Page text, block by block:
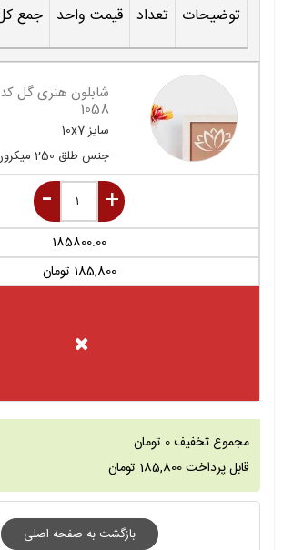
توضیحات تعداد قیمت واحد جمع
شابلون هنری گل کد
1058
سایز10x7
جنسطلق 250 میکرون
185800.00
185,800 تومان
مجموع تخفیف0 تومان
قابل پرداخت185,800 تومان